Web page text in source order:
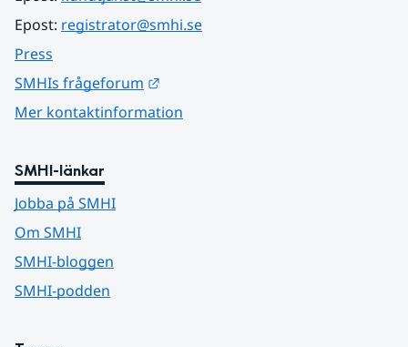
Epost: registrator@smhi.se
Press
SMHIs frågeforum
Mer kontaktinformation
SMHI-länkar
Jobba på SMHI
Om SMHI
SMHI-bloggen
SMHI-podden